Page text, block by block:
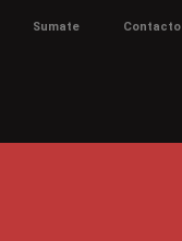
Sumate Contacto